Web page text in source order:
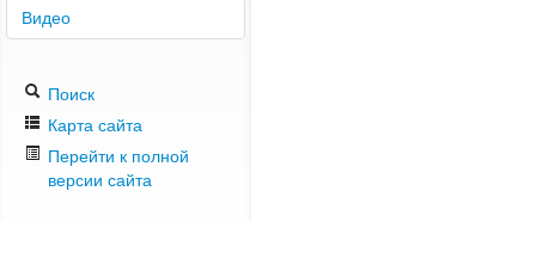
Видео
Поиск
Карта сайта
Перейти к полной
версии сайта